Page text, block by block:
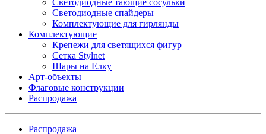
Светодиодные тающие сосульки
Светодиодные спайдеры
Комплектующие для гирлянды
Комплектующие
Крепежи для светящихся фигур
Сетка Stylnet
Шары на Елку
Арт-объекты
Флаговые конструкции
Распродажа
Распродажа